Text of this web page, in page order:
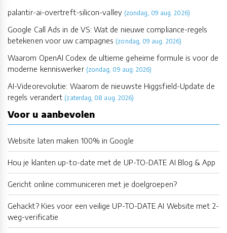
palantir-ai-overtreft-silicon-valley (zondag, 09 aug. 2026)
Google Call Ads in de VS: Wat de nieuwe compliance-regels
betekenen voor uw campagnes (zondag, 09 aug. 2026)
Waarom OpenAI Codex de ultieme geheime formule is voor de
moderne kenniswerker (zondag, 09 aug. 2026)
AI-Videorevolutie: Waarom de nieuwste Higgsfield-Update de
regels verandert (zaterdag, 08 aug. 2026)
Voor u aanbevolen
Website laten maken 100% in Google
Hou je klanten up-to-date met de UP-TO-DATE AI Blog & App
Gericht online communiceren met je doelgroepen?
Gehackt? Kies voor een veilige UP-TO-DATE AI Website met 2-
weg-verificatie